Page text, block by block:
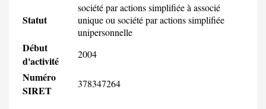
Statut
société par actions simplifiée à associé
unique ou société par actions simplifiée
unipersonnelle
Début
d'activité
2004
Numéro
SIRET
378347264